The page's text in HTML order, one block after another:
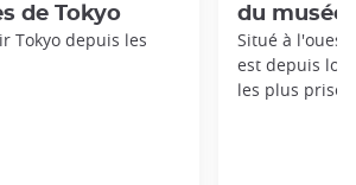
de Tokyo
Tokyo depuis les
du musée
Situé à
est depuis
les plus